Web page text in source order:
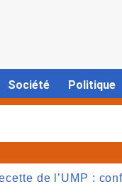
Société Politique
de l’UMP :